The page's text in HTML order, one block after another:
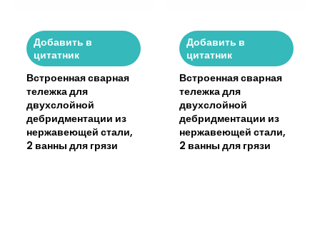
Добавить в
цитатник
Встроенная сварная
тележка для
двухслойной
дебридментации из
нержавеющей стали,
2 ванны для грязи
Добавить в
цитатник
Встроенная сварная
тележка для
двухслойной
дебридментации из
нержавеющей стали,
2 ванны для грязи